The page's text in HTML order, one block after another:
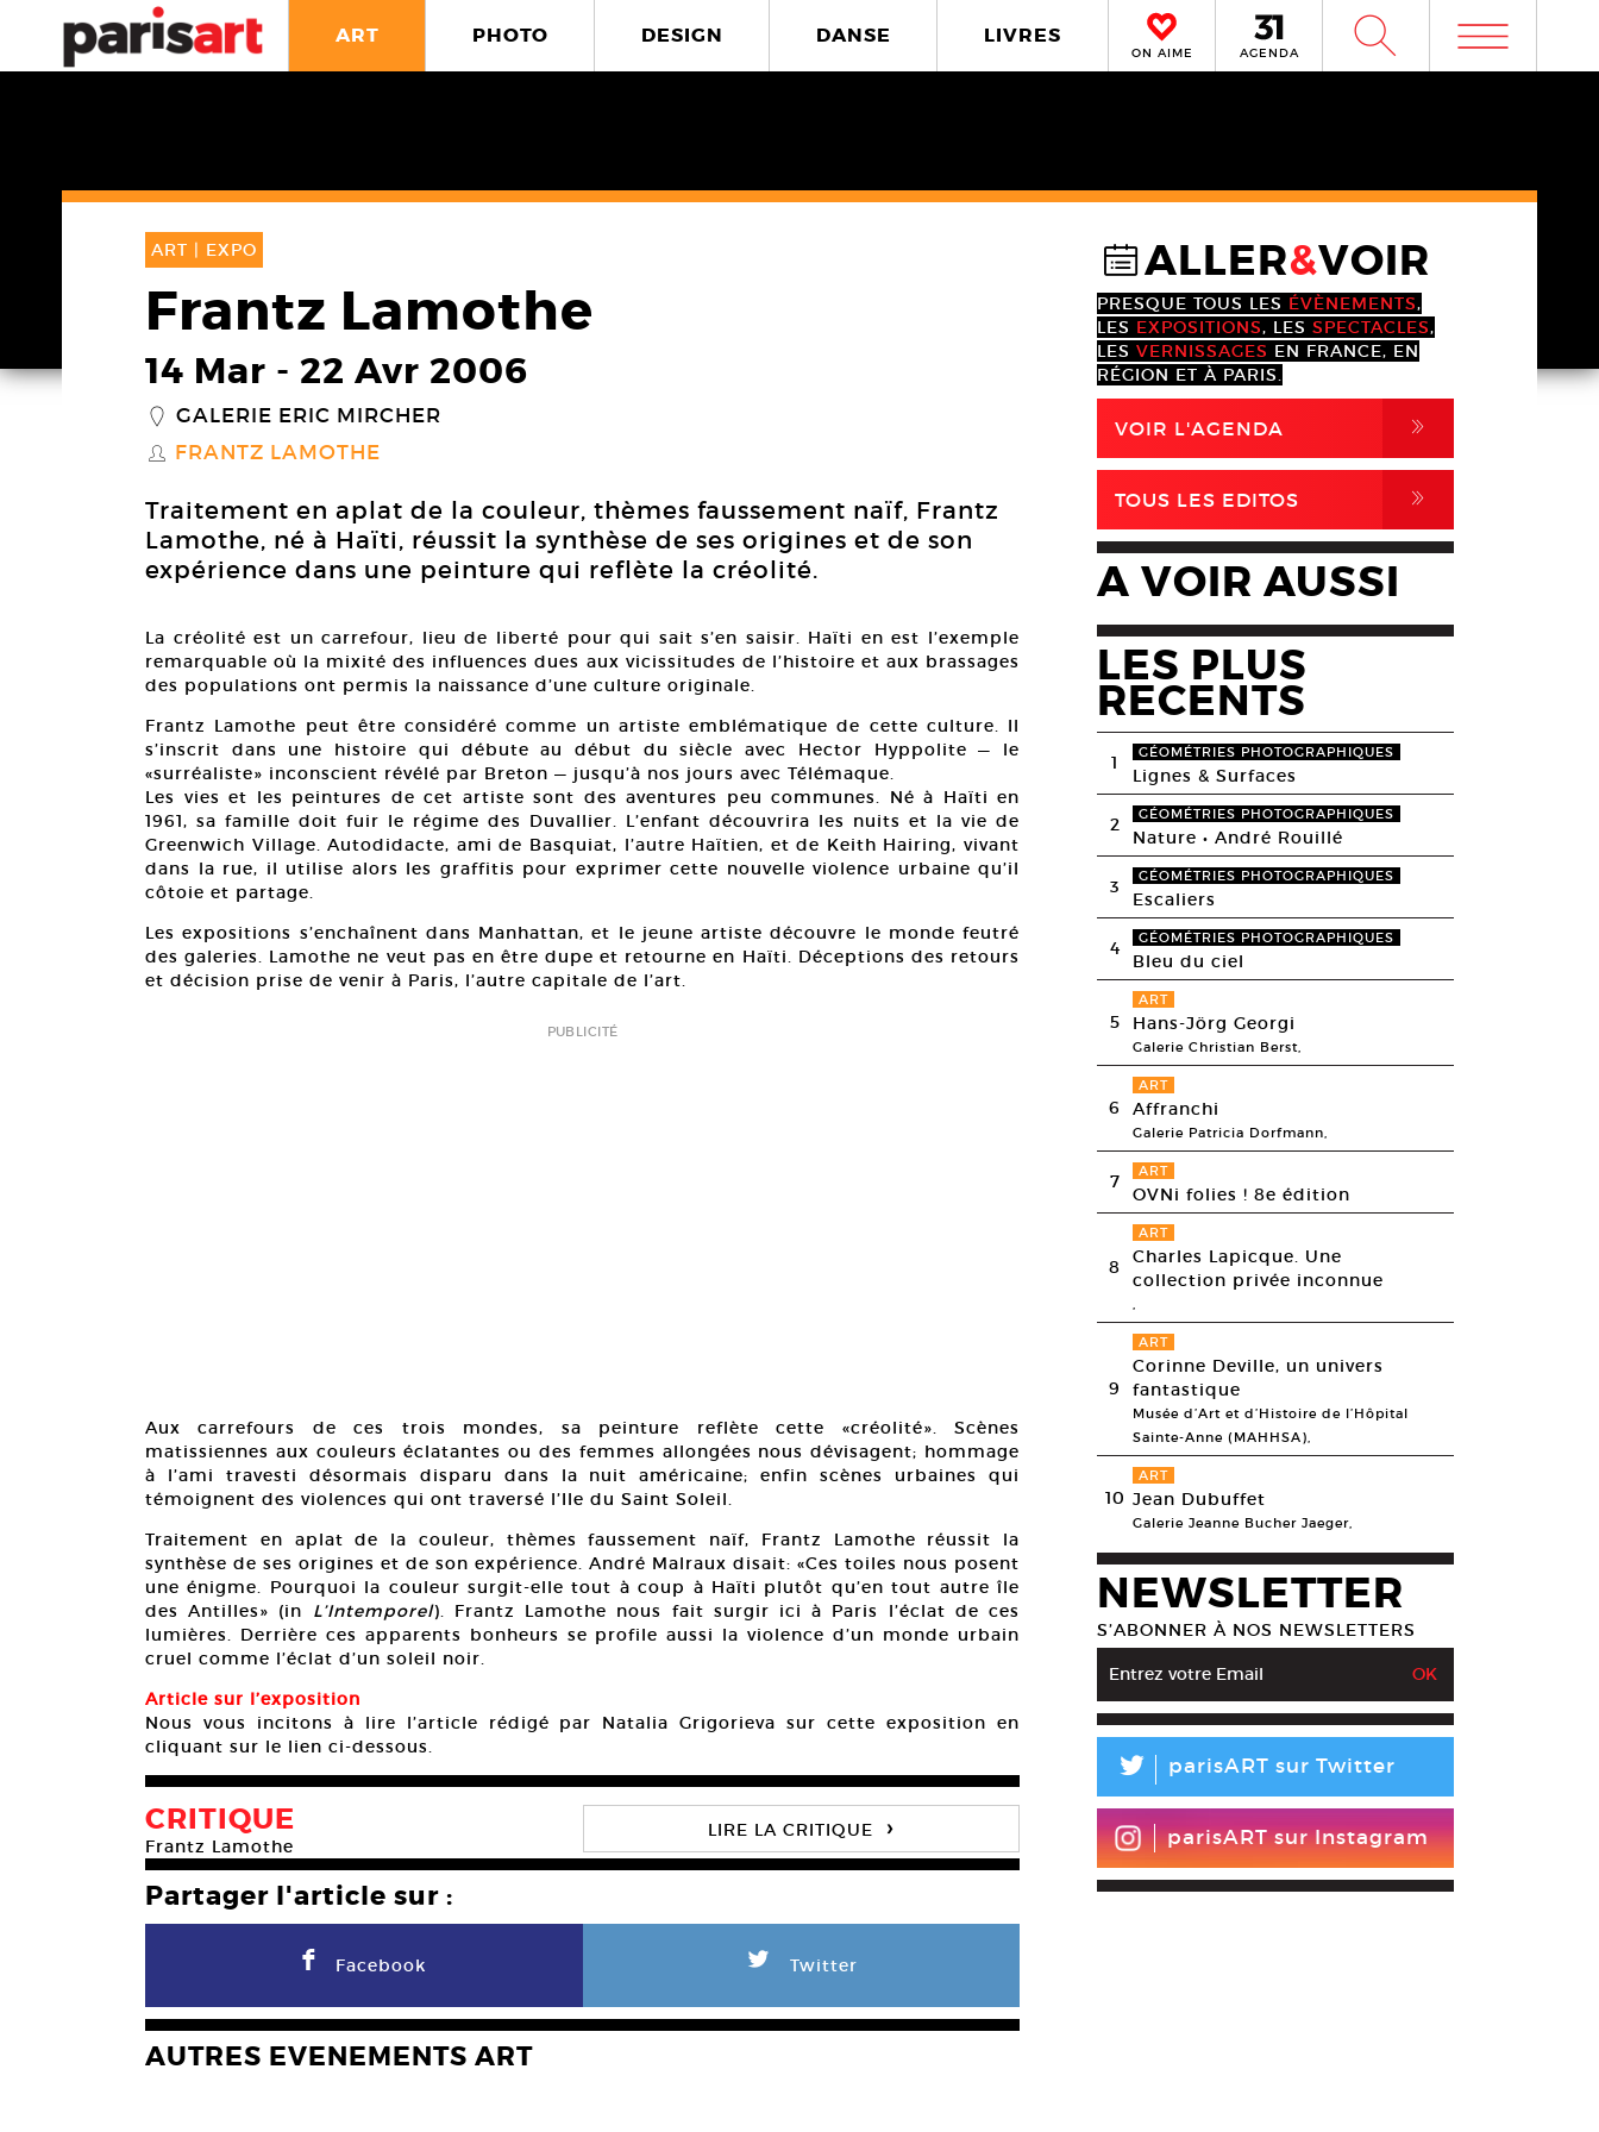
ART PHOTO DESIGN DANSE LIVRES
ON AIME AGENDA W m
ART | EXPO
Frantz Lamothe
14 Mar - 22 Avr 2006
_ GALERIE ERIC MIRCHER
S FRANTZ LAMOTHE
Traitement en aplat de la couleur, thèmes faussement naïf, Frantz
Lamothe, né à Haïti, réussit la synthèse de ses origines et de son
expérience dans une peinture qui reflète la créolité.
La créolité est un carrefour, lieu de liberté pour qui sait s’en saisir. Haïti en est l’exemple
remarquable où la mixité des influences dues aux vicissitudes de l’histoire et aux brassages
des populations ont permis la naissance d’une culture originale.
Frantz Lamothe peut être considéré comme un artiste emblématique de cette culture. Il
s’inscrit dans une histoire qui débute au début du siècle avec Hector Hyppolite — le
«surréaliste» inconscient révélé par Breton — jusqu’à nos jours avec Télémaque.
Les vies et les peintures de cet artiste sont des aventures peu communes. Né à Haïti en
1961, sa famille doit fuir le régime des Duvallier. L’enfant découvrira les nuits et la vie de
Greenwich Village. Autodidacte, ami de Basquiat, l’autre Haïtien, et de Keith Hairing, vivant
dans la rue, il utilise alors les graffitis pour exprimer cette nouvelle violence urbaine qu’il
côtoie et partage.
Les expositions s’enchaînent dans Manhattan, et le jeune artiste découvre le monde feutré
des galeries. Lamothe ne veut pas en être dupe et retourne en Haïti. Déceptions des retours
et décision prise de venir à Paris, l’autre capitale de l’art.
PUBLICITÉ
Aux carrefours de ces trois mondes, sa peinture reflète cette «créolité». Scènes
matissiennes aux couleurs éclatantes ou des femmes allongées nous dévisagent; hommage
à l’ami travesti désormais disparu dans la nuit américaine; enfin scènes urbaines qui
témoignent des violences qui ont traversé l’Ile du Saint Soleil.
Traitement en aplat de la couleur, thèmes faussement naïf, Frantz Lamothe réussit la
synthèse de ses origines et de son expérience. André Malraux disait: «Ces toiles nous posent
une énigme. Pourquoi la couleur surgit-elle tout à coup à Haïti plutôt qu’en tout autre île
des Antilles» (in L’Intemporel). Frantz Lamothe nous fait surgir ici à Paris l’éclat de ces
lumières. Derrière ces apparents bonheurs se profile aussi la violence d’un monde urbain
cruel comme l’éclat d’un soleil noir.
Article sur l’exposition
Nous vous incitons à lire l’article rédigé par Natalia Grigorieva sur cette exposition en
cliquant sur le lien ci-dessous.
CRITIQUE
Frantz Lamothe
LIRE LA CRITIQUE ›
Partager l'article sur :
F Facebook L Twitter
AUTRES EVENEMENTS ART
@ALLER&VOIR
PRESQUE TOUS LES ÉVÈNEMENTS,
LES EXPOSITIONS, LES SPECTACLES,
LES VERNISSAGES EN FRANCE, EN
RÉGION ET À PARIS.
VOIR L'AGENDA ,
TOUS LES EDITOS ,
A VOIR AUSSI
LES PLUS
RECENTS
1 GÉOMÉTRIES PHOTOGRAPHIQUES
Lignes & Surfaces
2 GÉOMÉTRIES PHOTOGRAPHIQUES
Nature • André Rouillé
3 GÉOMÉTRIES PHOTOGRAPHIQUES
Escaliers
4 GÉOMÉTRIES PHOTOGRAPHIQUES
Bleu du ciel
5
ART
Hans-Jörg Georgi
Galerie Christian Berst,
6
ART
Affranchi
Galerie Patricia Dorfmann,
7 ART
OVNi folies ! 8e édition
8
ART
Charles Lapicque. Une
collection privée inconnue
,
9
ART
Corinne Deville, un univers
fantastique
Musée d’Art et d’Histoire de l’Hôpital
Sainte-Anne (MAHHSA),
10
ART
Jean Dubuffet
Galerie Jeanne Bucher Jaeger,
NEWSLETTER
S’ABONNER À NOS NEWSLETTERS
L parisART sur Twitter
parisART sur Instagram